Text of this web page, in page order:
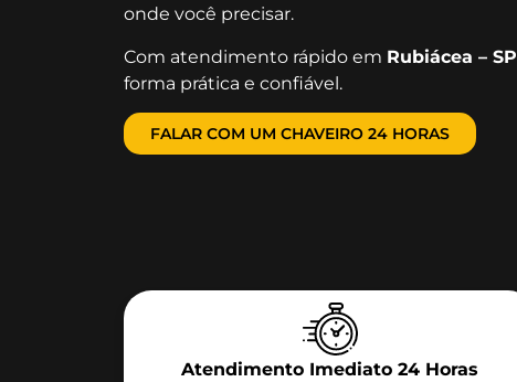
onde você precisar.
Com atendimento rápido em Rubiácea – SP
forma prática e confiável.
FALAR COM UM CHAVEIRO 24 HORAS
Atendimento Imediato 24 Horas